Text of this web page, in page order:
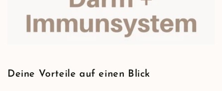
Deine Vorteile auf einen Blick